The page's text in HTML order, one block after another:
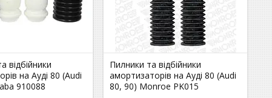
відбійники
на Ауді 80 (Audi
910088
Пилники та відбійники
амортизаторів на Ауді 80 (Audi
80, 90) Monroe PK015